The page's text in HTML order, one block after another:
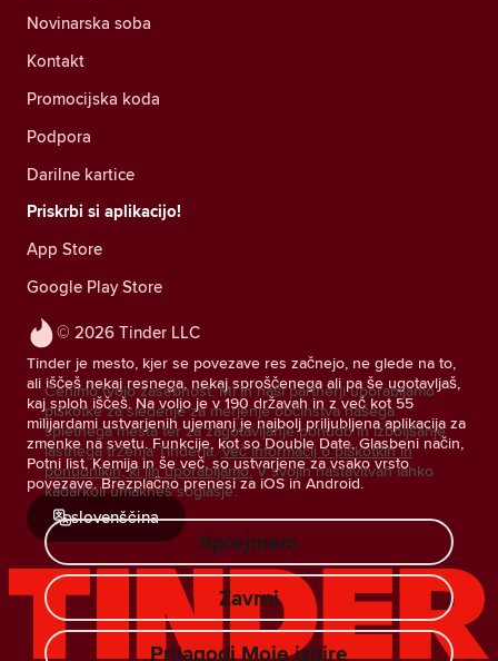
© 2026 Tinder LLC
Tinder je mesto, kjer se povezave res začnejo, ne glede na to,
ali iščeš nekaj resnega, nekaj sproščenega ali pa še ugotavljaš,
kaj sploh iščeš. Na voljo je v 190 državah in z več kot 55
milijardami ustvarjenih ujemanj je najbolj priljubljena aplikacija za
zmenke na svetu. Funkcije, kot so Double Date, Glasbeni način,
Potni list, Kemija in še več, so ustvarjene za vsako vrsto
povezave. Brezplačno prenesi za iOS in Android.
slovenščina
Novinarska soba
Kontakt
Promocijska koda
Podpora
Darilne kartice
Priskrbi si aplikacijo!
App Store
Google Play Store
Cenimo tvojo zasebnost. Mi in naši partnerji uporabljamo
piškotke za sledenje za merjenje občinstva našega
spletnega mesta ter za zagotavljanje ponudb in izboljšanje
lastnega trženja Tinderja. Več informacij o piškotkih in
ponudnikih, ki jih uporabljamo. V svojih nastavitvah lahko
kadarkoli umakneš soglasje.
Sprejmem
Zavrni
Prilagodi Moje izbire